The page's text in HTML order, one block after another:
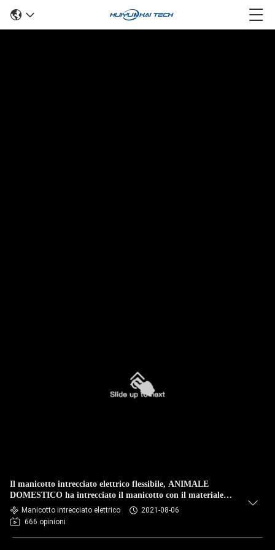
Il manicotto intrecciato elettrico flessibile, ANIMALE
DOMESTICO ha intrecciato il manicotto con il materiale
ignifugo
Manicotto intrecciato elettrico
2021-08-06
666 opinioni